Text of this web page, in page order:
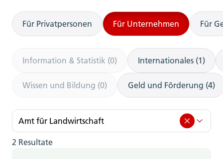
Für Privatpersonen Für Unternehmen Für
Information & Statistik (0) Internationales (1)
Wissen und Bildung (0) Geld und Förderung (4)
Amt für Landwirtschaft
Amt für Landwirtschaft (2)
2 Resultate